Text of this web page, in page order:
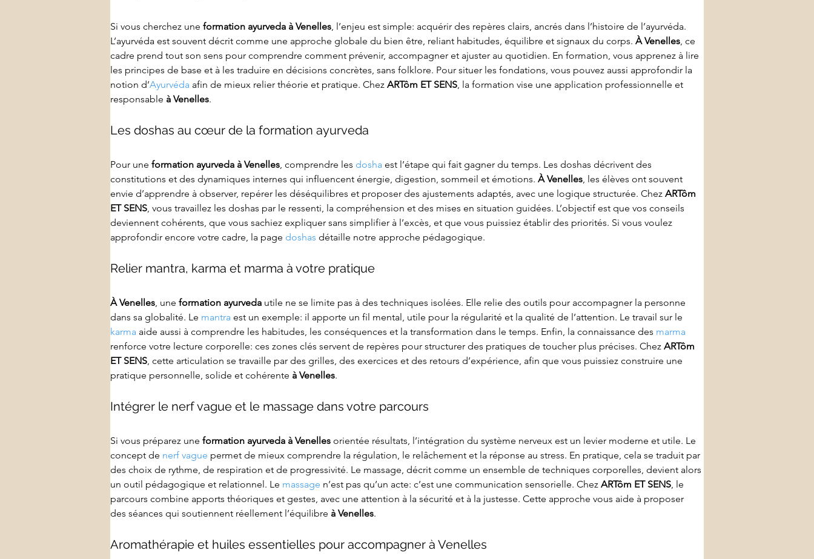
Si vous cherchez une formation ayurveda à Venelles, l’enjeu est simple: acquérir des repères clairs, ancrés dans l’histoire de l’ayurvéda.
L’ayurvéda est souvent décrit comme une approche globale du bien être, reliant habitudes, équilibre et signaux du corps. À Venelles, ce
cadre prend tout son sens pour comprendre comment prévenir, accompagner et ajuster au quotidien. En formation, vous apprenez à lire
les principes de base et à les traduire en décisions concrètes, sans folklore. Pour situer les fondations, vous pouvez aussi approfondir la
notion d’Ayurvéda afin de mieux relier théorie et pratique. Chez ARTôm ET SENS, la formation vise une application professionnelle et
responsable à Venelles.
Les doshas au cœur de la formation ayurveda
Pour une formation ayurveda à Venelles, comprendre les dosha est l’étape qui fait gagner du temps. Les doshas décrivent des
constitutions et des dynamiques internes qui influencent énergie, digestion, sommeil et émotions. À Venelles, les élèves ont souvent
envie d’apprendre à observer, repérer les déséquilibres et proposer des ajustements adaptés, avec une logique structurée. Chez ARTôm
ET SENS, vous travaillez les doshas par le ressenti, la compréhension et des mises en situation guidées. L’objectif est que vos conseils
deviennent cohérents, que vous sachiez expliquer sans simplifier à l’excès, et que vous puissiez établir des priorités. Si vous voulez
approfondir encore votre cadre, la page doshas détaille notre approche pédagogique.
Relier mantra, karma et marma à votre pratique
À Venelles, une formation ayurveda utile ne se limite pas à des techniques isolées. Elle relie des outils pour accompagner la personne
dans sa globalité. Le mantra est un exemple: il apporte un fil mental, utile pour la régularité et la qualité de l’attention. Le travail sur le
karma aide aussi à comprendre les habitudes, les conséquences et la transformation dans le temps. Enfin, la connaissance des marma
renforce votre lecture corporelle: ces zones clés servent de repères pour structurer des pratiques de toucher plus précises. Chez ARTôm
ET SENS, cette articulation se travaille par des grilles, des exercices et des retours d’expérience, afin que vous puissiez construire une
pratique personnelle, solide et cohérente à Venelles.
Intégrer le nerf vague et le massage dans votre parcours
Si vous préparez une formation ayurveda à Venelles orientée résultats, l’intégration du système nerveux est un levier moderne et utile. Le
concept de nerf vague permet de mieux comprendre la régulation, le relâchement et la réponse au stress. En pratique, cela se traduit par
des choix de rythme, de respiration et de progressivité. Le massage, décrit comme un ensemble de techniques corporelles, devient alors
un outil pédagogique et relationnel. Le massage n’est pas qu’un acte: c’est une communication sensorielle. Chez ARTôm ET SENS, le
parcours combine apports théoriques et gestes, avec une attention à la sécurité et à la justesse. Cette approche vous aide à proposer
des séances qui soutiennent réellement l’équilibre à Venelles.
Aromathérapie et huiles essentielles pour accompagner à Venelles